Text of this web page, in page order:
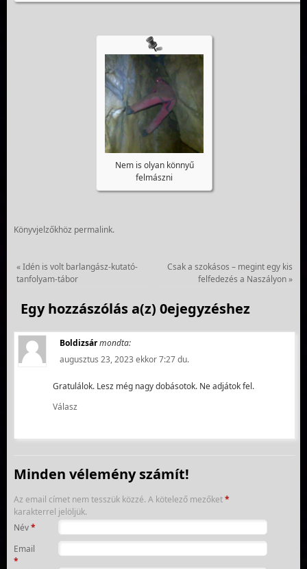
Nem is olyan könnyű
felmászni
Könyvjelzőkhöz permalink.
«Idén is volt barlangász-kutató-
tanfolyam-tábor
Csak a szokásos – megint egy kis
felfedezés a Naszályon»
Egy hozzászólás a(z) 0ejegyzéshez
Boldizsármondta:
augusztus 23, 2023 ekkor 7:27 du.
Gratulálok. Lesz még nagy dobásotok. Ne adjátok fel.
Válasz
Minden vélemény számít!
Az email címet nem tesszük közzé. A kötelező mezőket*
karakterrel jelöljük.
Név*
Email
*